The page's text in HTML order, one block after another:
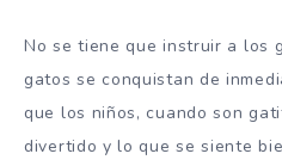
No se tiene que instruir a los
gatos se conquistan de
que los niños, cuando son
divertido y lo que se siente